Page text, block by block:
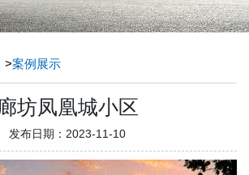
案例展示
坊凤凰城小区
发布日期：2023-11-10